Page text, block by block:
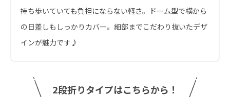
持ち歩いていても負担にならない軽さ。ドーム型で横から
の日差しもしっかりカバー。細部までこだわり抜いたデザ
インが魅力です♪
2段折りタイプはこちらから！